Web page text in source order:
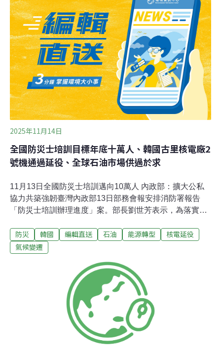
災害在台灣：造山、颱風地震 與居住其中的人們為什麼台
灣這麼容易發生土石流、崩塌災害呢？陳振宇解釋，台灣
75%以上國土是山坡地，「有山就會崩」。崩塌的土石沖
到下游，形成沖積扇，經過風化崩解等作用，最終成為肥
沃的沖積平原，這也是台灣西半部平原地區的成因。換句
話說，如果沒有造山運動、沒有崩塌和土石流，台灣不會
有西半部的居住區。陳振宇舉例，民俗上說「左青龍右白
虎、背後有靠山」，被山環抱的地方就是風水寶
2025年11月14日
全國防災士培訓目標年底十萬人、韓國古里核電廠2
號機通過延役、全球石油市場供過於求
11月13日全國防災士培訓邁向10萬人 內政部：擴大公私
協力共築強韌臺灣內政部13日部務會報安排消防署報告
「防災士培訓辦理進度」案。部長劉世芳表示，為落實總
變能量，持續推動防災士培訓制度，至11月10日止，全國
已培訓並完成審核取證計有7萬6516名防災士，預計今年
導）水里山區被偷倒 廢棄物超過15噸南投水里鄉山區又遭
倒事業廢棄物，此次民眾通報，警方與南投縣環保局到場
稽查，發現是當地有民眾拆房，但包商卻到偏僻山區亂
倒，經查廢棄物超過15噸，警方將通知行為人到案，並依
廢棄物清理法送辦，最重處五年徒刑，得併科1500萬元罰
金。（自由時報報導）
防災 韓國 編輯直送 石油 能源轉型
核電延役
氣候變遷